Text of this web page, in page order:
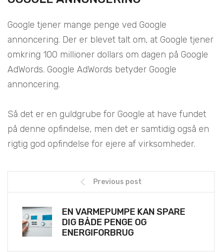
Google tjener mange penge ved Google
annoncering. Der er blevet talt om, at Google tjener
omkring 100 millioner dollars om dagen på Google
AdWords. Google AdWords betyder Google
annoncering.
Så det er en guldgrube for Google at have fundet
på denne opfindelse, men det er samtidig også en
rigtig god opfindelse for ejere af virksomheder.
Previous post
EN VARMEPUMPE KAN SPARE
DIG BÅDE PENGE OG
ENERGIFORBRUG